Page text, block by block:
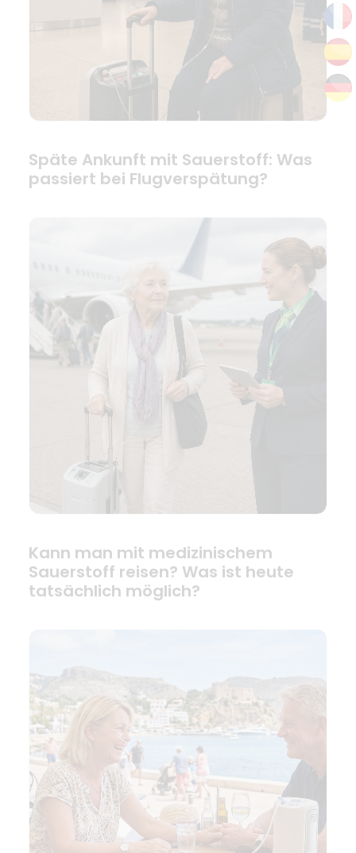
Späte Ankunft mit Sauerstoff: Was
passiert bei Flugverspätung?
Kann man mit medizinischem
Sauerstoff reisen? Was ist heute
tatsächlich möglich?